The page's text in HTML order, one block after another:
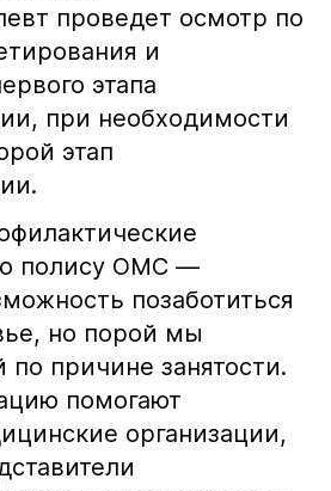
проведет осмотр по
и
этапа
при необходимости
этап
полису ОМС —
позаботиться
но порой мы
причине занятости.
помогают
организации,